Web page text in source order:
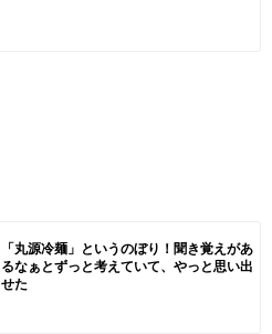
「丸源冷麺」というのぼり！聞き覚えがあ
るなぁとずっと考えていて、やっと思い出
せた